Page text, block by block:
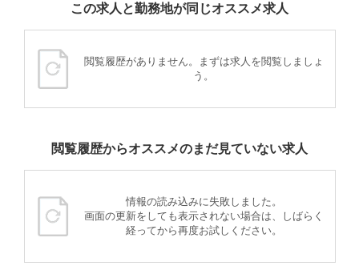
この求人と勤務地が同じオススメ求人
閲覧履歴がありません。まずは求人を閲覧しましょ
う。
閲覧履歴からオススメのまだ見ていない求人
情報の読み込みに失敗しました。
画面の更新をしても表示されない場合は、しばらく
経ってから再度お試しください。